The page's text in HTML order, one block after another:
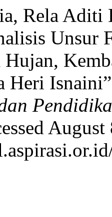
Rela Aditi
Unsur
Hujan,
Heri